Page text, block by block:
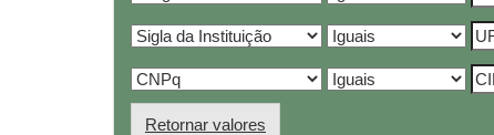
Retornar valores